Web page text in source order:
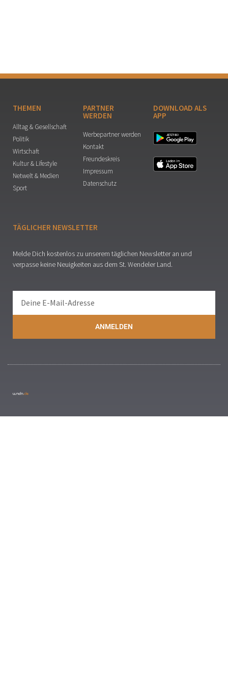
THEMEN
Alltag & Gesellschaft
Politik
Wirtschaft
Kultur & Lifestyle
Netwelt & Medien
Sport
PARTNER
WERDEN
Werbepartner werden
Kontakt
Freundeskreis
Impressum
Datenschutz
DOWNLOAD ALS
APP
TÄGLICHER NEWSLETTER
Melde Dich kostenlos zu unserem täglichen Newsletter an und
verpasse keine Neuigkeiten aus dem St. Wendeler Land.
ANMELDEN